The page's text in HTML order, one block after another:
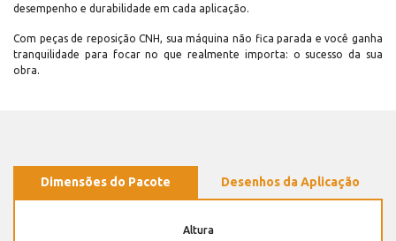
desempenho e durabilidade em cada aplicação.
Com peças de reposição CNH, sua máquina não fica parada e você ganha
tranquilidade para focar no que realmente importa: o sucesso da sua
obra.
Dimensões do Pacote Desenhos da Aplicação
Altura